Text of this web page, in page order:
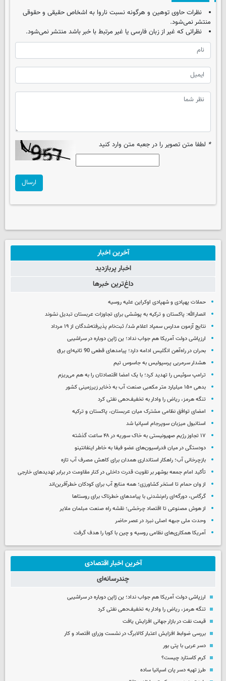
نظرات حاوی توهین و هرگونه نسبت ناروا به اشخاص حقیقی و حقوقی
منتشر نمی‌شود.
نظراتی که غیر از زبان فارسی یا غیر مرتبط با خبر باشد منتشر نمی‌شود.
* لطفا متن تصویر را در جعبه متن وارد کنید
ارسال
آخرین اخبار
اخبار پربازدید
داغ‌ترین خبرها
حملات پهپادی و شهپادی اوکراین علیه روسیه
انصارالله: پاکستان و ترکیه به پوششی برای تجاوزات عربستان تبدیل نشوند
نتایج آزمون مدارس سمپاد اعلام شد/ ثبت‌نام پذیرفته‌شدگان از ۱۹ مرداد
ارزپاشی دولت آمریکا هم جواب نداد؛ ین ژاپن دوباره در سراشیبی
بحران در راه‌آهن انگلیس ادامه دارد؛ پیامدهای قطعی 90 ثانیه‌ای برق
هشدار سرمربی پرسپولیس به جاسوس تیم
ترامپ سوئیس را تهدید کرد؛ با یک امضا اقتصادتان را به هم می‌ریزم
بدهی ۱۵۰ میلیارد متر مکعبی صنعت آب به ذخایر زیرزمینی کشور
تنگه هرمز، ریاض را وادار به تخفیف‌دهی نفتی کرد
امضای توافق نظامی مشترک میان عربستان، پاکستان و ترکیه
استانبول میزبان سوپرجام اسپانیا شد
۱۷ تجاوز رژیم صهیونیستی به خاک سوریه در ۴۸ ساعت گذشته
دودستگی در میان فدراسیون‌های عضو فیفا به خاطر اینفانتینو
بازچرخانی آب؛ راهکار استانداری همدان برای کاهش مصرف آب تازه
تأکید امام جمعه بوشهر بر تقویت قدرت داخلی در کنار مقاومت در برابر تهدیدهای خارجی
از وان حمام تا استخر کشاورزی؛ همه منابع آب برای کودکان خطرآفرین‌اند
گرگاس، دورگه‌ای رام‌نشدنی با پیامدهای خطرناک برای روستاها
از هوش مصنوعی تا اقتصاد چرخشی؛ نقشه راه صنعت مبلمان ملایر
وحدت ملی جبهه اصلی نبرد در عصر حاضر
آمریکا همکاری‌های نظامی روسیه و چین با کوبا را هدف گرفت
آخرین اخبار اقتصادی
چندرسانه‌ای
ارزپاشی دولت آمریکا هم جواب نداد؛ ین ژاپن دوباره در سراشیبی
تنگه هرمز، ریاض را وادار به تخفیف‌دهی نفتی کرد
قیمت نفت در بازار جهانی افزایش یافت
بررسی ضوابط افزایش اعتبار کالابرگ در نشست وزرای اقتصاد و کار
دسر عربی با پتی بور
کرم کاستارد چیست؟
طرز تهیه دسر پان اسپانیا ساده